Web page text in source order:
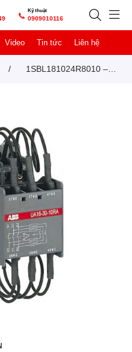
Kỹ thuật
0909010116
Video Tin tức Liên hệ
/ 1SBL181024R8010 –